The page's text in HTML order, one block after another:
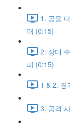
1. 공을
때 (0:15)
2. 상대
때 (0:15)
1 & 2. 경
3. 공격